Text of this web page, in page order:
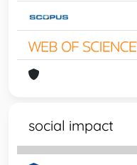
social impact